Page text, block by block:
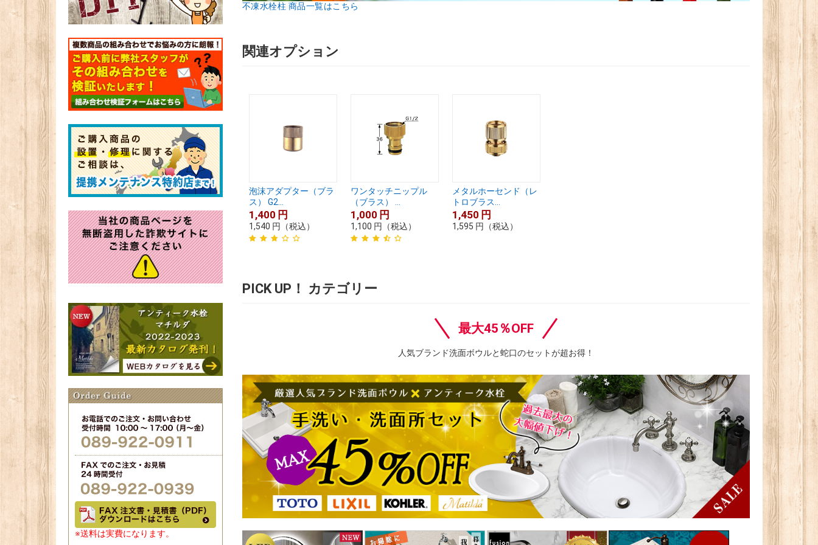
※送料は実費になります。
不凍水栓柱 商品一覧はこちら
関連オプション
泡沫アダプター（ブラ
ス） G2...
1,400 円
1,540 円 （税込）
ワンタッチニップル
（ブラス） ...
1,000 円
1,100 円 （税込）
メタルホーセンド（レ
トロブラス...
1,450 円
1,595 円 （税込）
PICK UP！ カテゴリー
最大45％OFF
人気ブランド洗面ボウルと蛇口のセットが超お得！